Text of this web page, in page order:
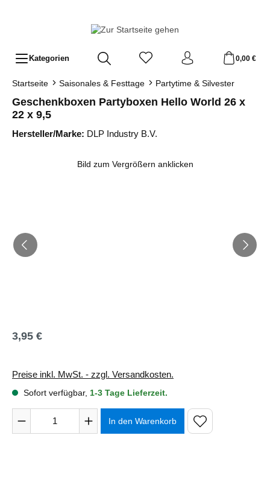
Kategorien 0,00 €
Startseite Saisonales & Festtage Partytime & Silvester
Geschenkboxen Partyboxen Hello World 26 x
22 x 9,5
Hersteller/Marke: DLP Industry B.V.
Bild zum Vergrößern anklicken
Regulärer Preis:
3,95 €
Preise inkl. MwSt. - zzgl. Versandkosten.
Sofort verfügbar, 1-3 Tage Lieferzeit.
Produkt Anzahl: Gib den gewünschten Wert ein oder
In den Warenkorb